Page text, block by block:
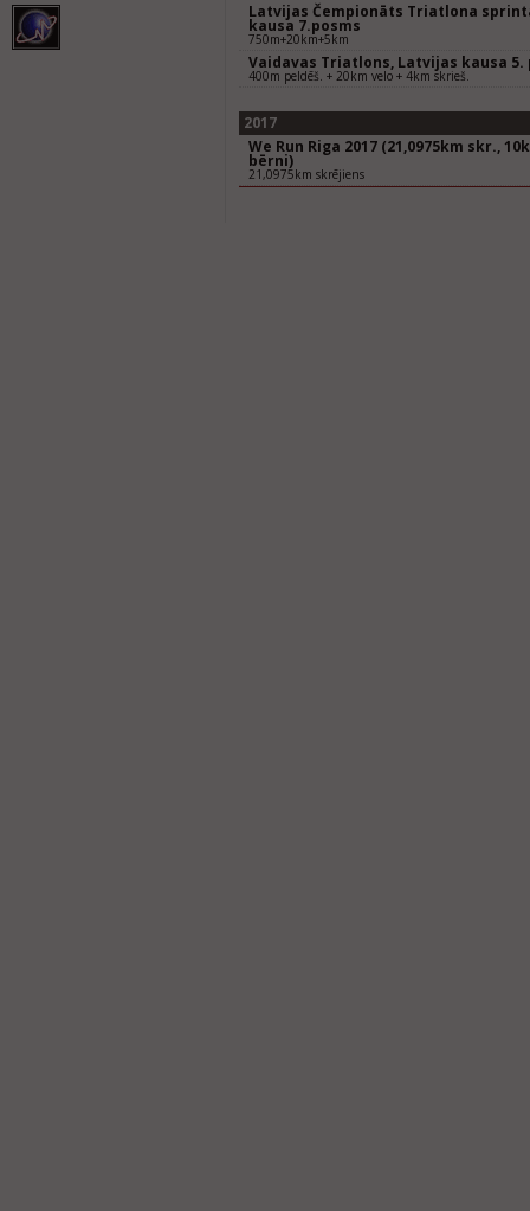
Latvijas Čempionāts Triatlona
kausa 7.posms
750m+20km+5km
Vaidavas Triatlons, Latvijas kausa 5.
400m peldēš. + 20km velo + 4km skrieš.
2017
We Run Riga 2017 (21,0975km skr.,
bērni)
21,0975km skrējiens